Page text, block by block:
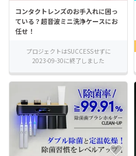
コンタクトレンズのお手入れに困っ
ている？超音波ミニ洗浄ケースにお
任せ！
プロジェクトはSUCCESSせずに
2023-09-30に終了しました